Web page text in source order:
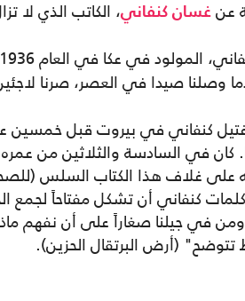
عن غسان كنفاني، الكاتب الذي لا
المولود في عكا في العام 1936، قد ترك وطنه إبّان النكبة
وصلنا صيدا في العصر، صرنا
كنفاني في بيروت قبل خمسين
كان في السادسة والثلاثين من عمره
على غلاف هذا الكتاب السلس
كنفاني أن تشكل مفتاحاً لجمع
في جيلنا صغاراً على أن نفهم
تتوضح" (أرض البرتقال الحزين).